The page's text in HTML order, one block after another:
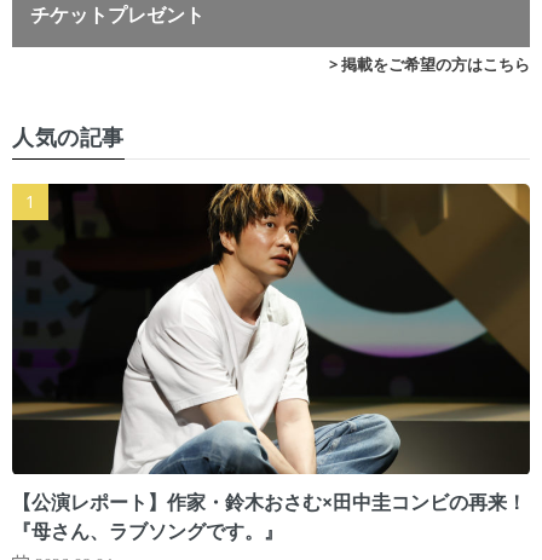
チケットプレゼント
> 掲載をご希望の方はこちら
人気の記事
【公演レポート】作家・鈴木おさむ×田中圭コンビの再来！
『母さん、ラブソングです。』